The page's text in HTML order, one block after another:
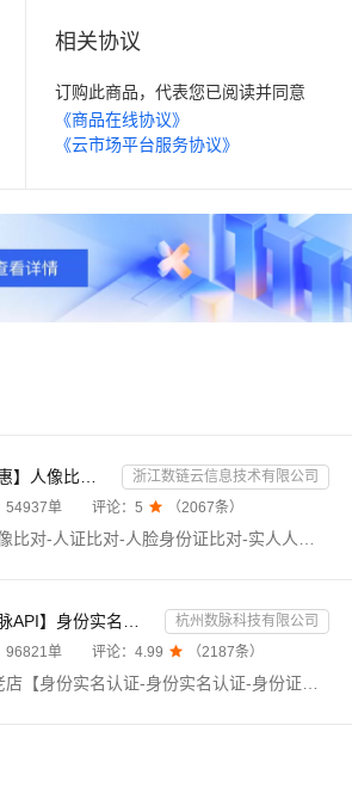
相关协议
订购此商品，代表您已阅读并同意
《商品在线协议》
《云市场平台服务协议》
【特惠】人像比对-人证比对-人脸身份证比对-实人人证-人脸识别-人证验证-身份证三要素-实名
浙江数链云信息技术有限公司
54937单 评论： 5  （2067条）
杭州数脉科技有限公司
96821 单 评论： 4.99  （2187条）